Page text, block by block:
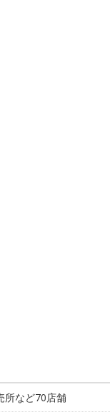
所など70店舗